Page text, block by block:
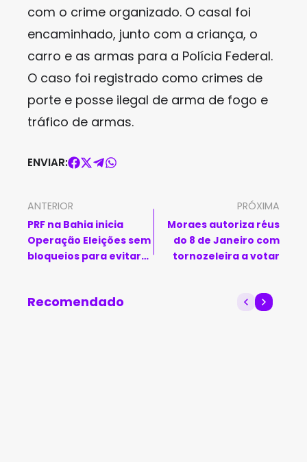
com o crime organizado. O casal foi
encaminhado, junto com a criança, o
carro e as armas para a Polícia Federal.
O caso foi registrado como crimes de
porte e posse ilegal de arma de fogo e
tráfico de armas.
ENVIAR:
ANTERIOR
PRF na Bahia inicia
Operação Eleições sem
bloqueios para evitar
PRÓXIMA
Moraes autoriza réus
do 8 de Janeiro com
tornozeleira a votar
Recomendado